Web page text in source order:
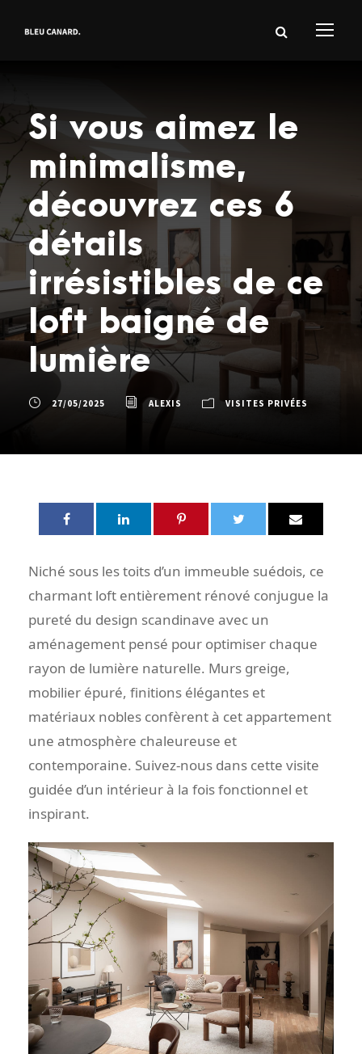
Si vous aimez le
minimalisme,
découvrez ces 6
détails
irrésistibles de ce
loft baigné de
lumière
27/05/2025 ALEXIS VISITES PRIVÉES
Niché sous les toits d’un immeuble suédois, ce
charmant loft entièrement rénové conjugue la
pureté du design scandinave avec un
aménagement pensé pour optimiser chaque
rayon de lumière naturelle. Murs greige,
mobilier épuré, finitions élégantes et
matériaux nobles confèrent à cet appartement
une atmosphère chaleureuse et
contemporaine. Suivez-nous dans cette visite
guidée d’un intérieur à la fois fonctionnel et
inspirant.